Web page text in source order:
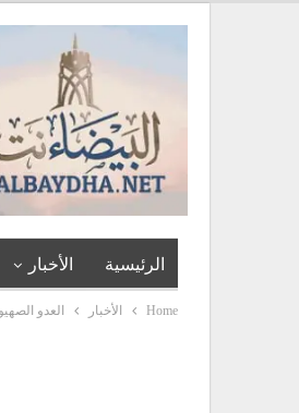
الرئيسية الأخبار
Home الأخبار العدو